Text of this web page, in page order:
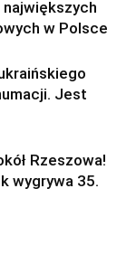
w Polsce
Jest
Rzeszowa!
wygrywa 35.